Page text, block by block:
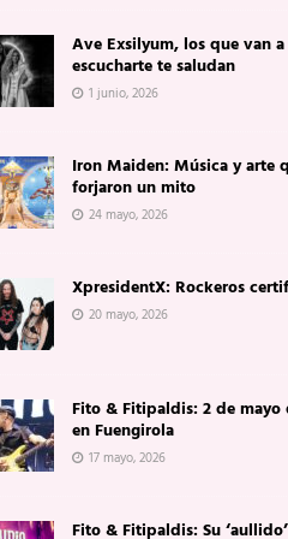
Ave Exsilyum, los que van a
escucharte te saludan
1 junio, 2026
Iron Maiden: Música y arte
forjaron un mito
24 mayo, 2026
XpresidentX: Rockeros
20 mayo, 2026
Fito & Fitipaldis: 2 de mayo
en Fuengirola
17 mayo, 2026
Fito & Fitipaldis: Su ‘aullido’